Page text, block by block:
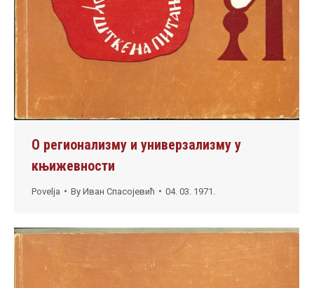
О регионализму и универзализму у
књижевности
Povelja By Иван Спасојевић 04. 03. 1971.